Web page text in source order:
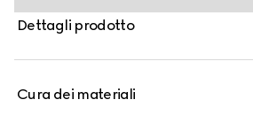
sterling presenta un pendente
Dettagli prodotto
Cura dei materiali